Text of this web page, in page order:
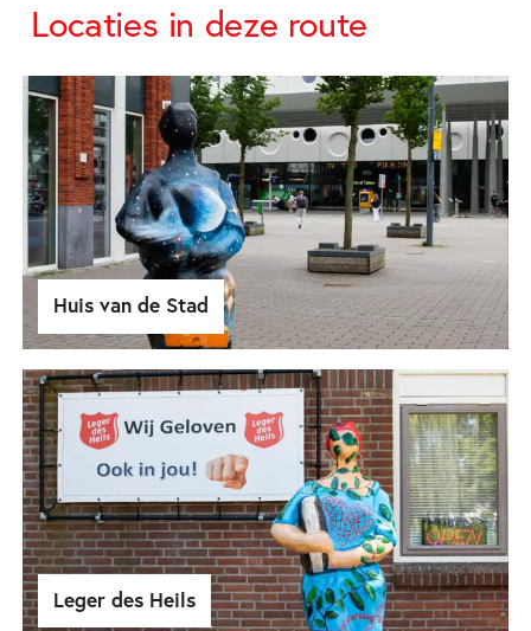
Locaties in deze route
Huis van de Stad
Leger des Heils